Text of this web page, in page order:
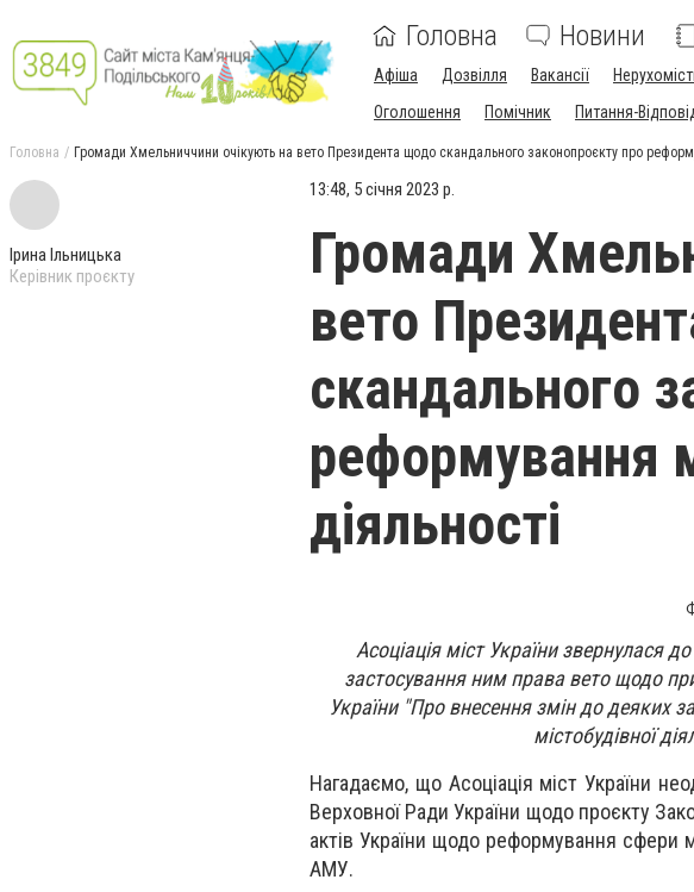
Головна Новини
Афіша Дозвілля Вакансії
Оголошення
Помічник Питання-
Головна Громади Хмельниччини очікують на вето Президента щодо скандального законопроєкту про
Ірина Ільницька
Керівник проєкту
13:48, 5 січня 2023 р.
Громади
вето
скандального
реформування
діяльності
Асоціація міст України звернулася
застосування ним права вето щодо
України "Про внесення змін до деяких
містобудівної
Нагадаємо, що Асоціація міст України
Верховної Ради України щодо проєкту
актів України щодо реформування сфери
АМУ.